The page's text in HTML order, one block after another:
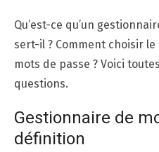
Qu’est-ce qu’un
sert-il ? Comment choisir
mots de passe ? Voici
questions.
Gestionnaire de
définition